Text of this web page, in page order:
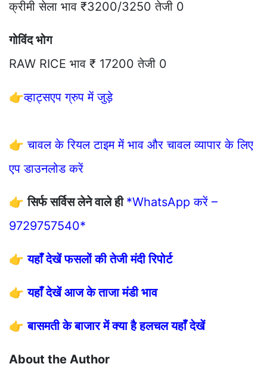
क्रीमी सेला भाव ₹3200/3250 तेजी 0
गोविंद भोग
RAW RICE भाव ₹ 17200 तेजी 0
👉व्हाट्सएप ग्रुप में जुड़े
👉चावल के रियल टाइम में भाव और चावल व्यापार के लिए
एप डाउनलोड करें
👉सिर्फ सर्विस लेने वाले ही *WhatsApp करें –
9729757540*
👉यहाँ देखें फसलों की तेजी मंदी रिपोर्ट
👉यहाँ देखें आज के ताजा मंडी भाव
👉बासमती के बाजार में क्या है हलचल यहाँ देखें
About the Author